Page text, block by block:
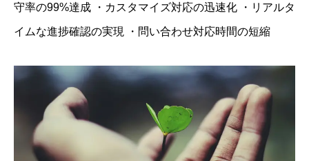
守率の99%達成 ・カスタマイズ対応の迅速化 ・リアルタ
イムな進捗確認の実現 ・問い合わせ対応時間の短縮